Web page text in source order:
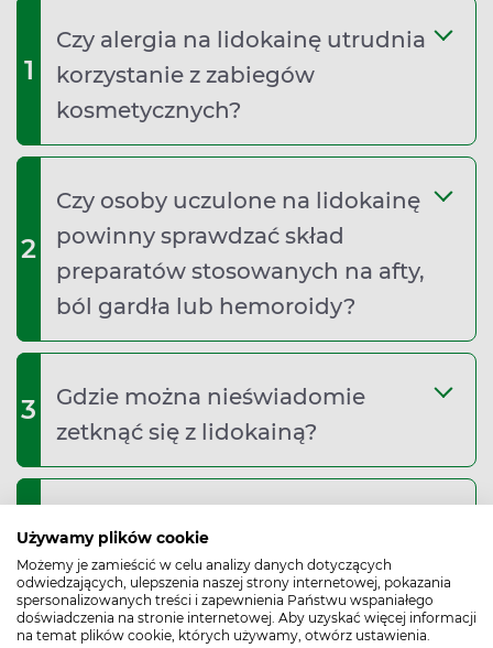
Używamy plików cookie
Możemy je zamieścić w celu analizy danych dotyczących
odwiedzających, ulepszenia naszej strony internetowej, pokazania
spersonalizowanych treści i zapewnienia Państwu wspaniałego
doświadczenia na stronie internetowej. Aby uzyskać więcej informacji
na temat plików cookie, których używamy, otwórz ustawienia.
1
Czy alergia na lidokainę utrudnia
korzystanie z zabiegów
kosmetycznych?
2
Czy osoby uczulone na lidokainę
powinny sprawdzać skład
preparatów stosowanych na afty,
ból gardła lub hemoroidy?
3
Gdzie można nieświadomie
zetknąć się z lidokainą?
4
spray lub żel zawiera lidokainę?